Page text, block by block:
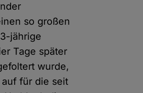
so großen
jährige
Tage später
wurde,
für die seit